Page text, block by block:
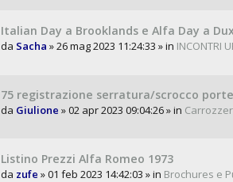
Italian Day a Brooklands e Alfa Day a
da Sacha » 26 mag 2023 11:24:33 » in INCONTRI
75 registrazione serratura/scrocco porte
da Giulione » 02 apr 2023 09:04:26 » in
Listino Prezzi Alfa Romeo 1973
da zufe » 01 feb 2023 14:42:03 » in Brochures e